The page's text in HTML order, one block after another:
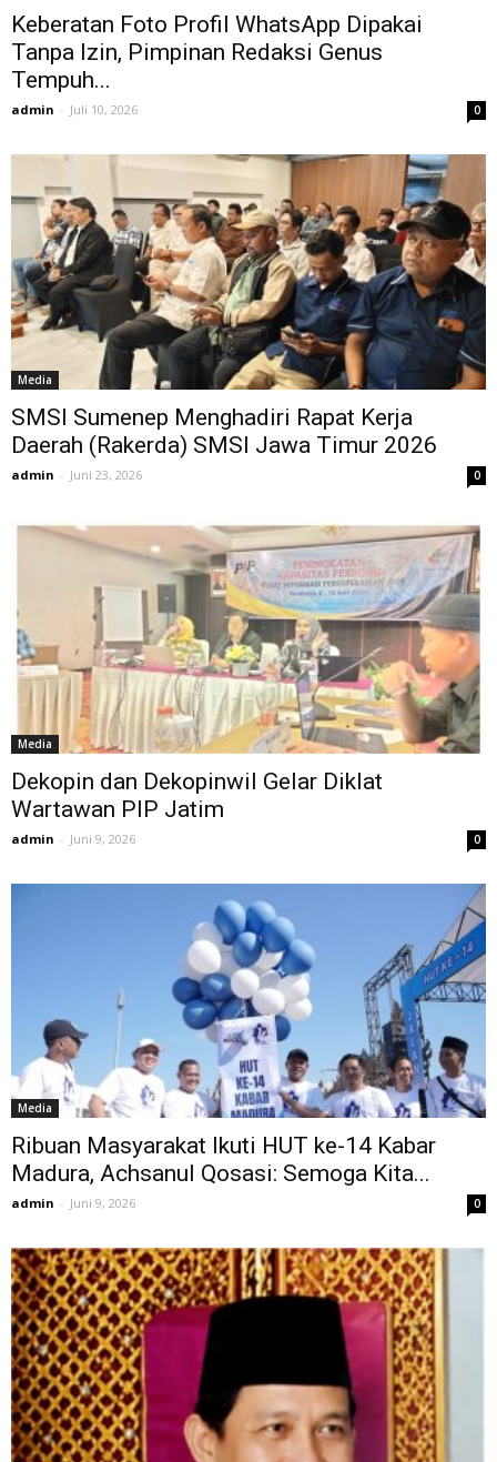
Keberatan Foto Profil WhatsApp Dipakai
Tanpa Izin, Pimpinan Redaksi Genus
Tempuh...
admin - Juli 10, 2026 0
Media
SMSI Sumenep Menghadiri Rapat Kerja
Daerah (Rakerda) SMSI Jawa Timur 2026
admin - Juni 23, 2026 0
Media
Dekopin dan Dekopinwil Gelar Diklat
Wartawan PIP Jatim
admin - Juni 9, 2026 0
Media
Ribuan Masyarakat Ikuti HUT ke-14 Kabar
Madura, Achsanul Qosasi: Semoga Kita...
admin - Juni 9, 2026 0